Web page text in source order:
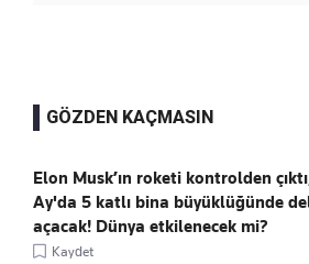
GÖZDEN KAÇMASIN
Elon Musk’ın roketi kontrolden
Ay'da 5 katlı bina büyüklüğünde
açacak! Dünya etkilenecek mi?
Kaydet